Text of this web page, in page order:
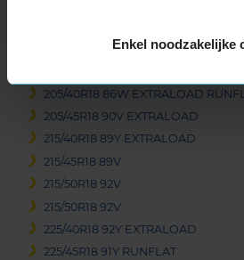
Enkel noodzakelijke
225/55R17 97Y RUNFLAT
205/40R18 86W EXTRALOAD
205/45R18 90V EXTRALOAD
215/40R18 89Y EXTRALOAD
215/45R18 89V
215/50R18 92V
215/50R18 92V
225/40R18 92Y EXTRALOAD
225/45R18 91Y RUNFLAT